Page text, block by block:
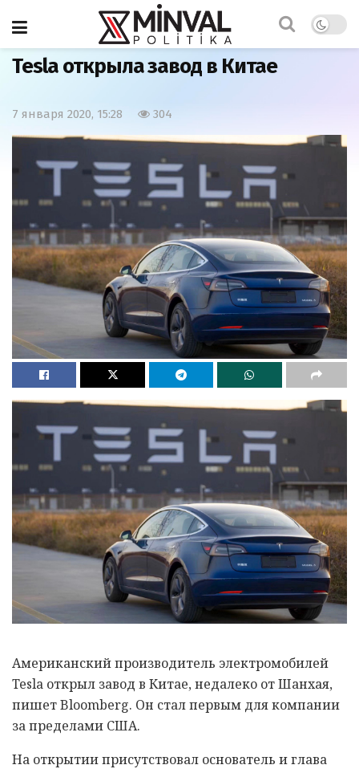
Главная
Tesla открыла завод в Китае
7 января 2020, 15:28 304
Американский производитель электромобилей
Tesla открыл завод в Китае, недалеко от Шанхая,
пишет Bloomberg. Он стал первым для компании
за пределами США.
На открытии присутствовал основатель и глава